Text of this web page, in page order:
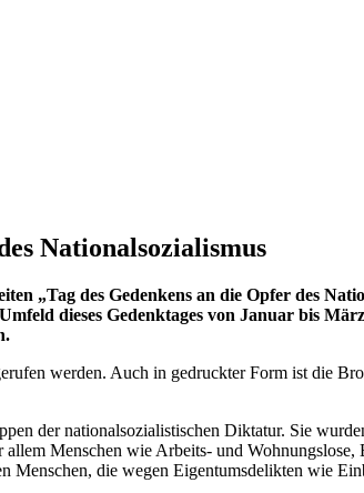
Nationalsozialismus
„Tag des Gedenkens an die Opfer des
dieses Gedenktages von Januar bis
werden. Auch in gedruckter Form ist die
der nationalsozialistischen Diktatur. Sie
Menschen wie Arbeits- und
Menschen, die wegen Eigentumsdelikten wie